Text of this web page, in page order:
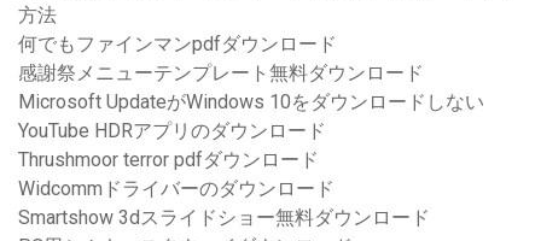
方法
何でもファインマンpdfダウンロード
感謝祭メニューテンプレート無料ダウンロード
Microsoft UpdateがWindows 10をダウンロードしない
YouTube HDRアプリのダウンロード
Thrushmoor terror pdfダウンロード
Widcommドライバーのダウンロード
Smartshow 3dスライドショー無料ダウンロード